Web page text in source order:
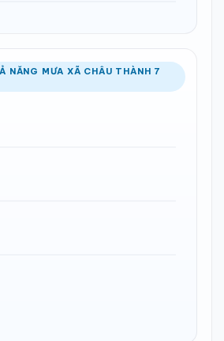
NĂNG MƯA XÃ CHÂU THÀNH 7